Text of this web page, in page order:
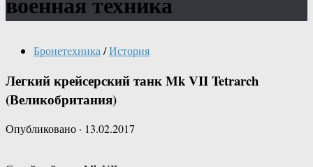
Бронетехника /История
Легкий крейсерский танк Mk VII Tetrarch
(Великобритания)
Опубликовано · 13.02.2017